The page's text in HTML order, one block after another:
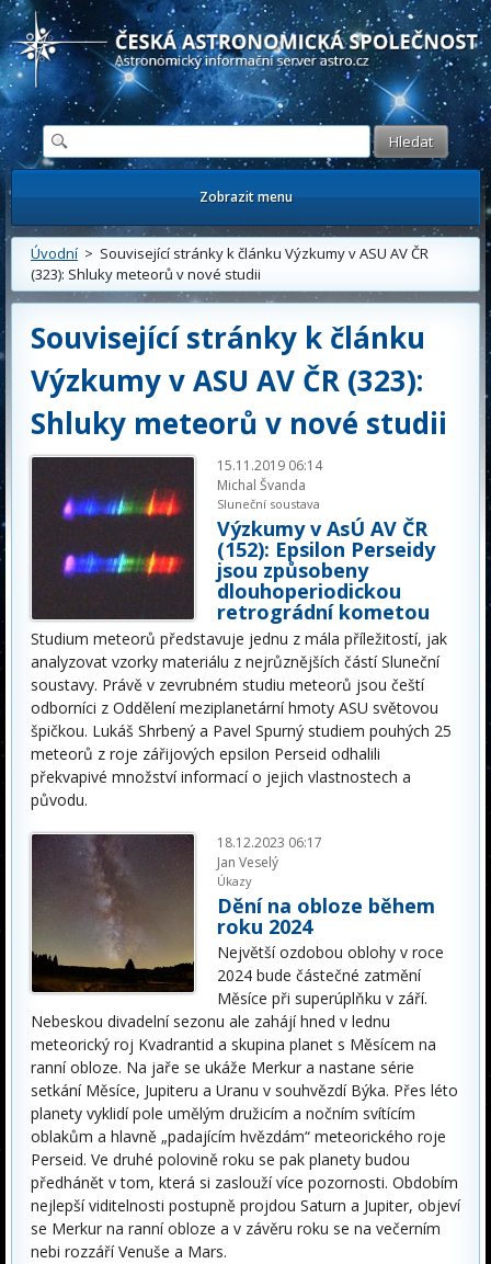
Česká astronomická společnost - Informační astronomický server
Zobrazit menu
Úvodní> Související stránky k článku Výzkumy v ASU AV ČR
(323): Shluky meteorů v nové studii
Související stránky k článku
Výzkumy v ASU AV ČR (323):
Shluky meteorů v nové studii
15.11.2019 06:14
Michal Švanda
Sluneční soustava
Výzkumy v AsÚ AV ČR
(152): Epsilon Perseidy
jsou způsobeny
dlouhoperiodickou
retrográdní kometou
Studium meteorů představuje jednu z mála příležitostí, jak
analyzovat vzorky materiálu z nejrůznějších částí Sluneční
soustavy. Právě v zevrubném studiu meteorů jsou čeští
odborníci z Oddělení meziplanetární hmoty ASU světovou
špičkou. Lukáš Shrbený a Pavel Spurný studiem pouhých 25
meteorů z roje zářijových epsilon Perseid odhalili
překvapivé množství informací o jejich vlastnostech a
původu.
18.12.2023 06:17
Jan Veselý
Úkazy
Dění na obloze během
roku 2024
Největší ozdobou oblohy v roce
2024 bude částečné zatmění
Měsíce při superúplňku v září.
Nebeskou divadelní sezonu ale zahájí hned v lednu
meteorický roj Kvadrantid a skupina planet s Měsícem na
ranní obloze. Na jaře se ukáže Merkur a nastane série
setkání Měsíce, Jupiteru a Uranu v souhvězdí Býka. Přes léto
planety vyklidí pole umělým družicím a nočním svítícím
oblakům a hlavně „padajícím hvězdám“ meteorického roje
Perseid. Ve druhé polovině roku se pak planety budou
předhánět v tom, která si zaslouží více pozornosti. Obdobím
nejlepší viditelnosti postupně projdou Saturn a Jupiter, objeví
se Merkur na ranní obloze a v závěru roku se na večerním
nebi rozzáří Venuše a Mars.